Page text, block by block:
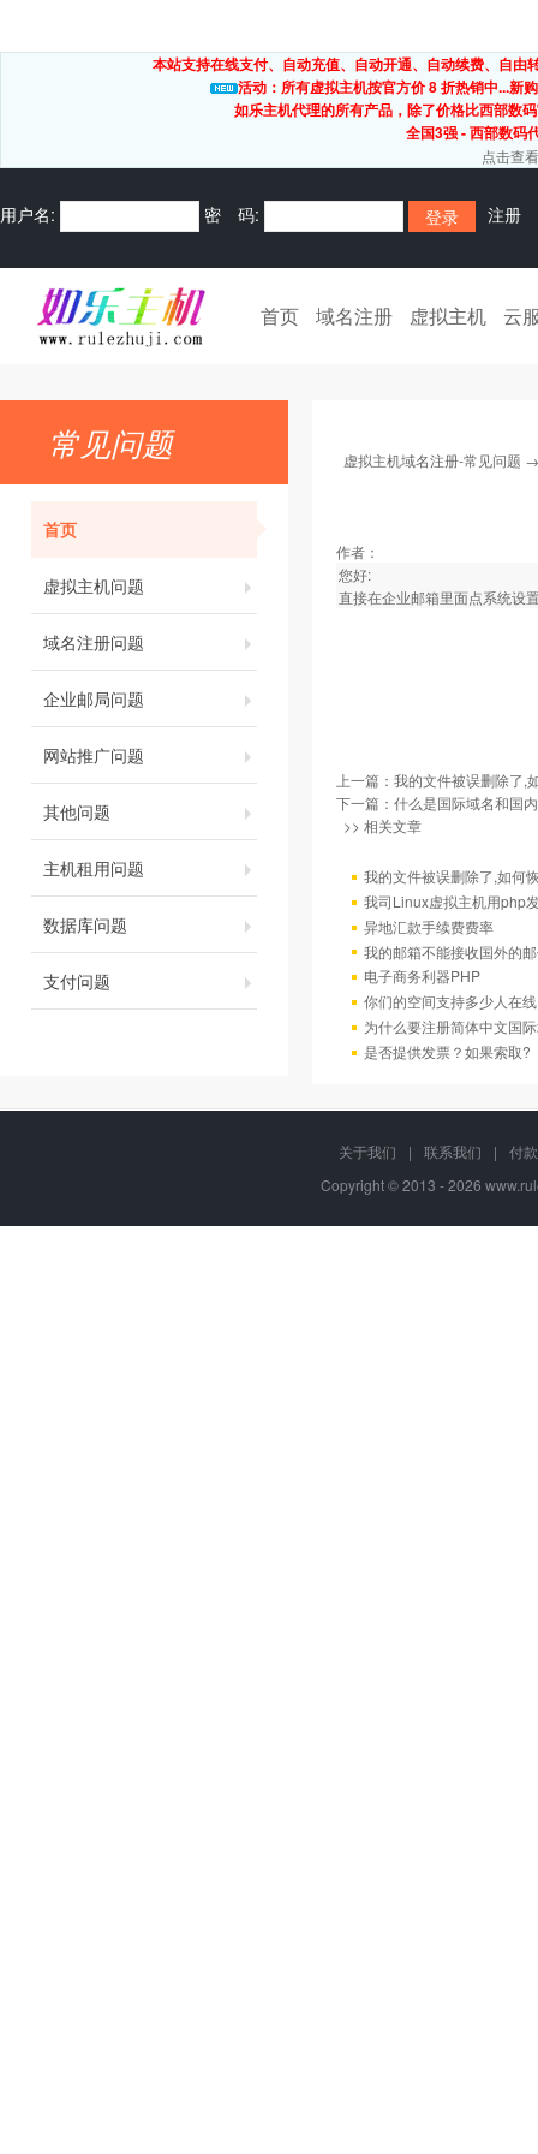
本站支持在线支付、自动充值、自动开通、自动续费、自
活动：所有虚拟主机按官方价 8 折热销中...新
如乐主机代理的所有产品，除了价格比西部数
全国3强 - 西部数
点击查
用户名: 密 码: 注册
首页 域名注册 虚拟主机 云
常见问题
首页
虚拟主机问题
域名注册问题
企业邮局问题
网站推广问题
其他问题
主机租用问题
数据库问题
支付问题
虚拟主机域名注册-常见问题
作者：
您好:
直接在企业邮箱里面点系统设
上一篇： 我的文件被误删除了,
下一篇： 什么是国际域名和国
>> 相关文章
我的文件被误删除了,如何
我司Linux虚拟主机用php
异地汇款手续费费率
我的邮箱不能接收国外的
电子商务利器PHP
你们的空间支持多少人在
为什么要注册简体中文国
是否提供发票？如果索取?
关于我们 | 联系我们 |
付
Copyright © 2013 - 2026